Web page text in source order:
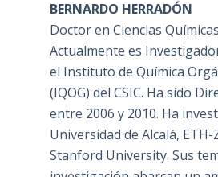
BERNARDO HERRADÓN
Doctor en Ciencias
Actualmente es
el Instituto de Química
(IQOG) del CSIC. Ha sido
entre 2006 y 2010. Ha
Universidad de Alcalá,
Stanford University. Sus